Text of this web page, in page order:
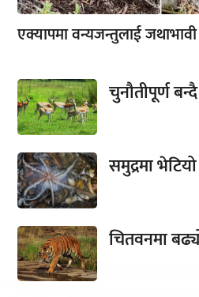
एक्यापमा वन्यजन्तुलाई
चुनौतीपूर्ण
समुद्रमा
चितवनमा